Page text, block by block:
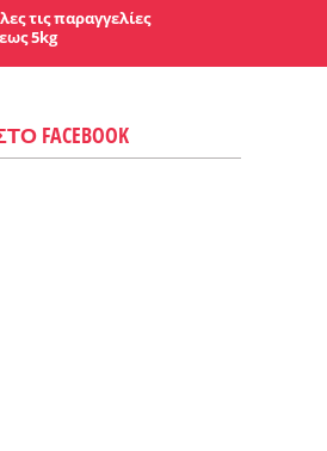
τις παραγγελίες
5kg
FACEBOOK